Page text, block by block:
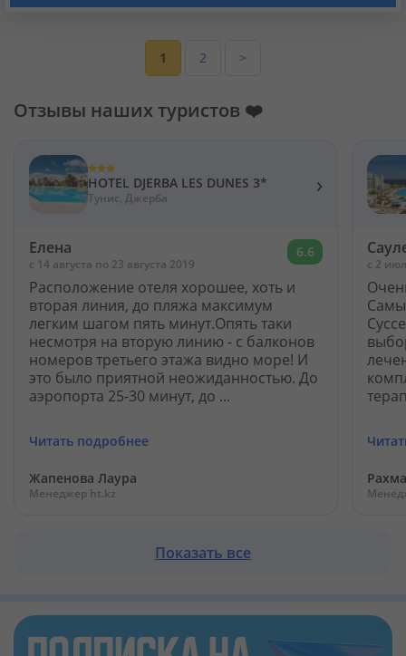
1 2 >
Отзывы наших туристов ❤️
HOTEL DJERBA LES DUNES 3*
Тунис, Джерба ›
Елена
c 14 августа по 23 августа 2019
6.6
Расположение отеля хорошее, хоть и
вторая линия, до пляжа максимум
легким шагом пять минут.Опять таки
несмотря на вторую линию - с балконов
номеров третьего этажа видно море! И
это было приятной неожиданностью. До
аэропорта 25-30 минут, до ...
Читать подробнее
Жапенова Лаура
Менеджер ht.kz
c 2
Показать все